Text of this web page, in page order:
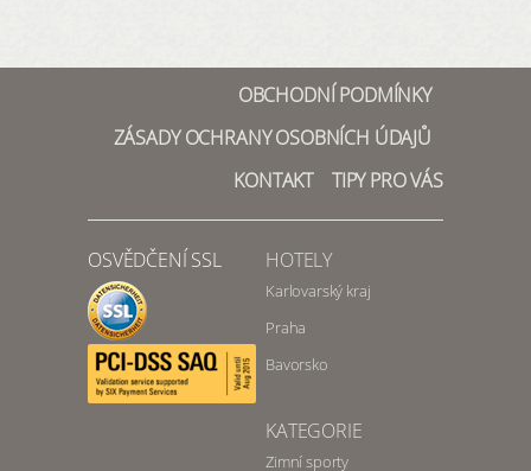
OBCHODNÍ PODMÍNKY
ZÁSADY OCHRANY OSOBNÍCH ÚDAJŮ
KONTAKT
TIPY PRO VÁS
OSVĚDČENÍ SSL HOTELY
Karlovarský kraj
Praha
Bavorsko
KATEGORIE
Zimní sporty